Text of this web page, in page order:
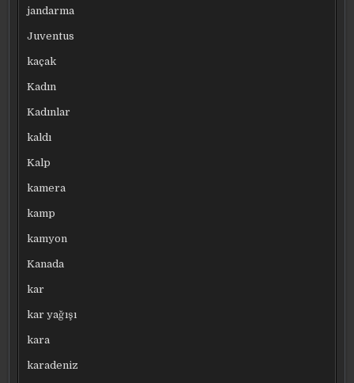
jandarma
Juventus
kaçak
Kadın
Kadınlar
kaldı
Kalp
kamera
kamp
kamyon
Kanada
kar
kar yağışı
kara
karadeniz